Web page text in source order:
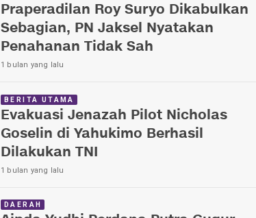
Praperadilan Roy Suryo Dikabulkan
Sebagian, PN Jaksel Nyatakan
Penahanan Tidak Sah
1 bulan yang lalu
BERITA UTAMA
Evakuasi Jenazah Pilot Nicholas
Goselin di Yahukimo Berhasil
Dilakukan TNI
1 bulan yang lalu
DAERAH